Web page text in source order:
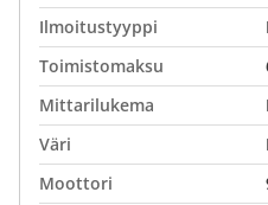
Ilmoitustyyppi
Toimistomaksu
Mittarilukema
Väri
Moottori